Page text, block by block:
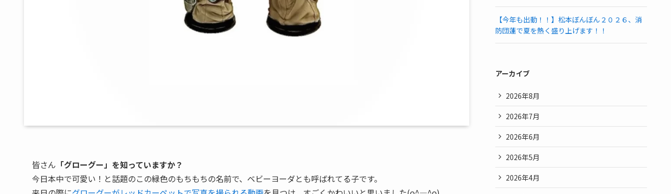
皆さん 「グローグー」を知っていますか？
今日本中で可愛い！と話題のこの緑色のもちもちの名前で、ベビーヨーダとも呼ばれてる子です。
【今年も出動！！】松本ぼんぼん２０２６、消
防団蓮で夏を熱く盛り上げます！！
アーカイブ
2026年8月
2026年7月
2026年6月
2026年5月
2026年4月